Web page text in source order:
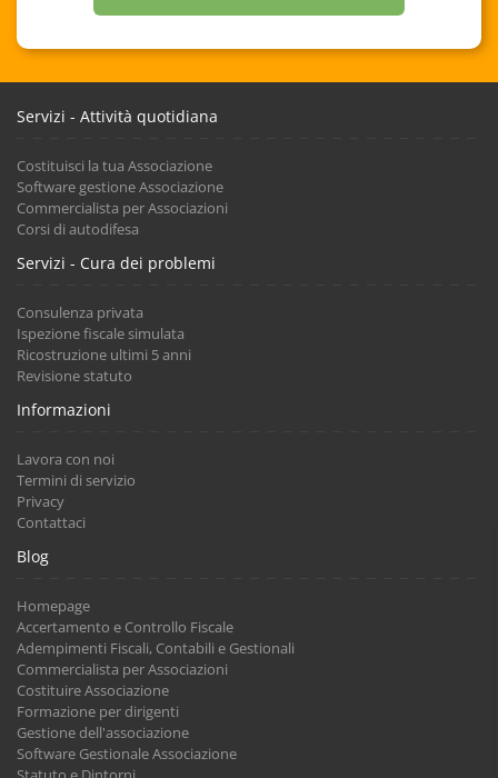
Servizi - Attività quotidiana
Costituisci la tua Associazione
Software gestione Associazione
Commercialista per Associazioni
Corsi di autodifesa
Servizi - Cura dei problemi
Consulenza privata
Ispezione fiscale simulata
Ricostruzione ultimi 5 anni
Revisione statuto
Informazioni
Lavora con noi
Termini di servizio
Privacy
Contattaci
Blog
Homepage
Accertamento e Controllo Fiscale
Adempimenti Fiscali, Contabili e Gestionali
Commercialista per Associazioni
Costituire Associazione
Formazione per dirigenti
Gestione dell'associazione
Software Gestionale Associazione